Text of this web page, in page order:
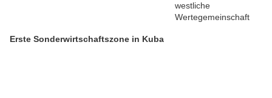
Erste Sonderwirtschaftszone in Kuba